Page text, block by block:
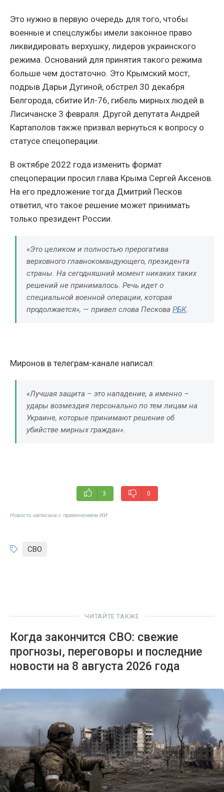
Это нужно в первую очередь для того, чтобы
военные и спецслужбы имели законное право
ликвидировать верхушку, лидеров украинского
режима. Оснований для принятия такого режима
больше чем достаточно. Это Крымский мост,
подрыв Дарьи Дугиной, обстрел 30 декабря
Белгорода, сбитие Ил-76, гибель мирных людей в
Лисичанске 3 февраля. Другой депутата Андрей
Картаполов также призвал вернуться к вопросу о
статусе спецоперации.
В октябре 2022 года изменить формат
спецоперации просил глава Крыма Сергей Аксенов.
На его предложение тогда Дмитрий Песков
ответил, что такое решение может принимать
только президент России.
«Это целиком и полностью прерогатива
верховного главнокомандующего, президента
страны. На сегодняшний момент никаких таких
решений не принималось. Речь идет о
специальной военной операции, которая
продолжается», — привел слова Пескова РБК.
Миронов в телеграм-канале написал:
«Лучшая защита – это нападение, а именно –
удары возмездия персонально по тем лицам на
Украине, которые принимают решение об
убийстве мирных граждан».
3 0
Новость написана с применением ИИ
СВО
ЧИТАЙТЕ ТАКЖЕ
Когда закончится СВО: свежие
прогнозы, переговоры и последние
новости на 8 августа 2026 года